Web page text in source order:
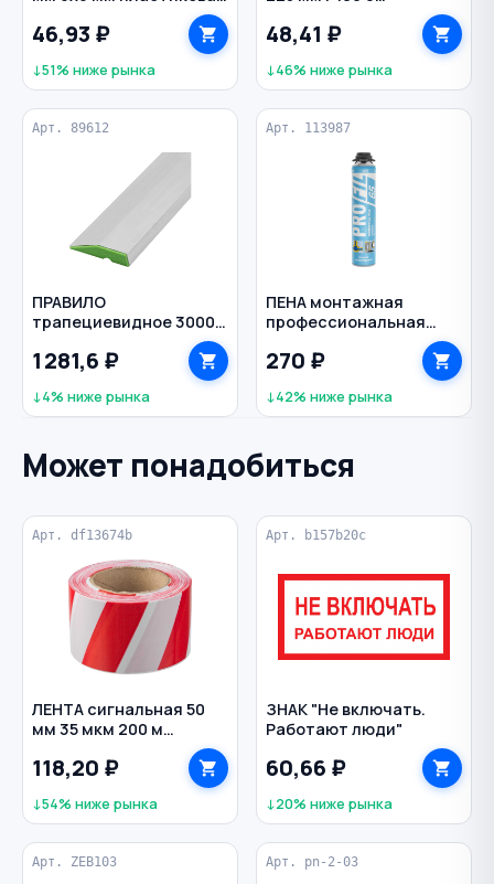
рукоятка нерж. сталь
ИНТЕК
46,93 ₽
↓51% ниже рынка
отверстий на липучке
Gold ORIENTCRAFT
48,41 ₽
↓46% ниже рынка
Арт. 89612
ПРАВИЛО
трапециевидное 3000
мм 1 ребро жесткости
алюминий СИБРТЕХ
1 281,6 ₽
↓4% ниже рынка
Арт. 113987
ПЕНА монтажная
профессиональная
летняя 625 мл PROFIL
270 ₽
↓42% ниже рынка
Может понадобиться
Арт. df13674b
ЛЕНТА сигнальная 50
мм 35 мкм 200 м
полоски цв. красно-
белый
118,20 ₽
↓54% ниже рынка
Арт. b157b20c
ЗНАК "Не включать.
Работают люди"
60,66 ₽
↓20% ниже рынка
Арт. ZEB103 Арт. pn-2-03